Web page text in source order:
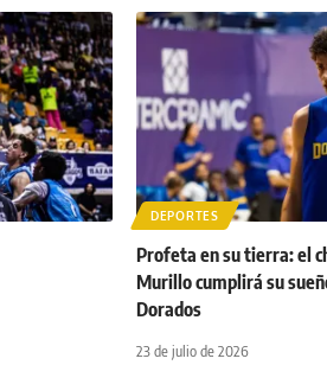
DEPORTES
Profeta en su tierra: el
Murillo cumplirá su
Dorados
23 de julio de 2026